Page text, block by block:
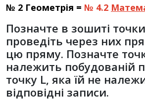
№ 2 Геометрія = № 4.2
Позначте в зошиті точки
проведіть через них
цю пряму. Позначте
належить побудованій
точку L, яка їй не
відповідні записи.